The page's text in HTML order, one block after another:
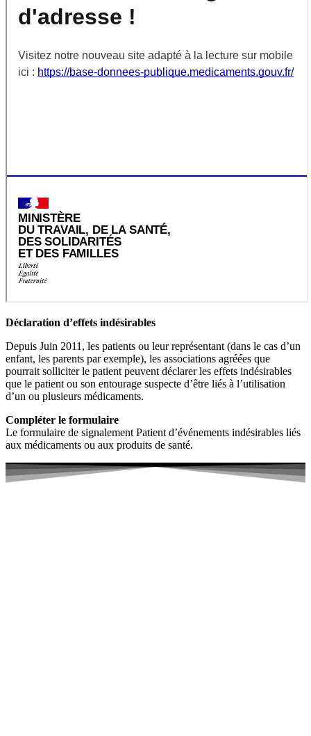
Déclaration d’effets indésirables
Depuis Juin 2011, les patients ou leur représentant (dans le cas d’un
enfant, les parents par exemple), les associations agréées que
pourrait solliciter le patient peuvent déclarer les effets indésirables
que le patient ou son entourage suspecte d’être liés à l’utilisation
d’un ou plusieurs médicaments.
Compléter le formulaire
Le formulaire de signalement Patient d’événements indésirables liés
aux médicaments ou aux produits de santé.